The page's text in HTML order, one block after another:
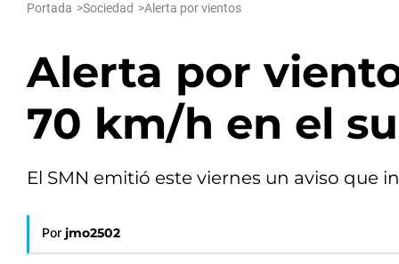
Portada >Sociedad >Alerta por vientos
Alerta por
70 km/h en el
El SMN emitió este viernes un aviso que
Por jmo2502